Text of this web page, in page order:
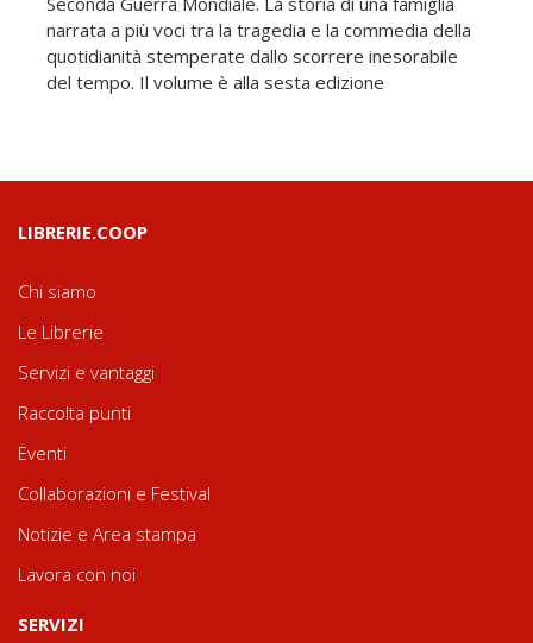
narrata a più voci tra la tragedia e la commedia della
quotidianità stemperate dallo scorrere inesorabile
del tempo. Il volume è alla sesta edizione
LIBRERIE.COOP
Chi siamo
Le Librerie
Servizi e vantaggi
Raccolta punti
Eventi
Collaborazioni e Festival
Notizie e Area stampa
Lavora con noi
SERVIZI